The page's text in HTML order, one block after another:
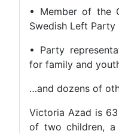
• Member of
Swedish Left
• Party
for family and
…and dozens
Victoria Azad
of two